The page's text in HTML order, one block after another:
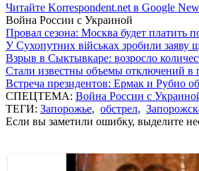
Читайте Korrespondent.net в Google
Война России с Украиной
Провал сезона: Москва будет платить
У Сухопутних військах зробили заяву
Взрыв в Сыктывкаре: возросло
Стали известны объемы отключений в
Встреча президентов: Ермак и Рубио
СПЕЦТЕМА: Война России с
ТЕГИ: Запорожье, обстрел,
Если вы заметили ошибку, выделите